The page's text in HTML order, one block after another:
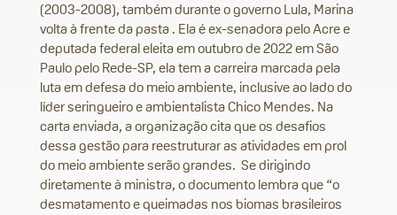
(2003-2008), também durante o governo Lula, Marina
volta à frente da pasta . Ela é ex-senadora pelo Acre e
deputada federal eleita em outubro de 2022 em São
Paulo pelo Rede-SP, ela tem a carreira marcada pela
luta em defesa do meio ambiente, inclusive ao lado do
líder seringueiro e ambientalista Chico Mendes. Na
carta enviada, a organização cita que os desafios
dessa gestão para reestruturar as atividades em prol
do meio ambiente serão grandes. Se dirigindo
diretamente à ministra, o documento lembra que “o
desmatamento e queimadas nos biomas brasileiros